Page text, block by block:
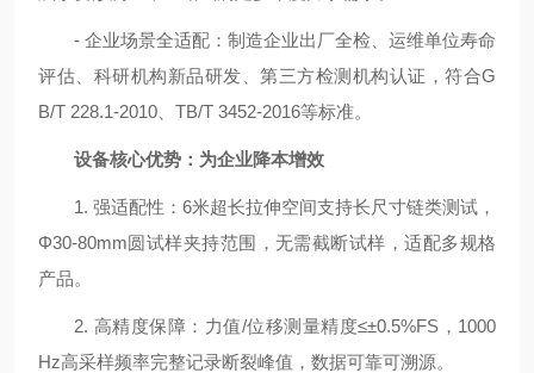
- 企业场景全适配：制造企业出厂全检、运维单位寿命
评估、科研机构新品研发、第三方检测机构认证，符合G
B/T 228.1-2010、TB/T 3452-2016等标准。
设备核心优势：为企业降本增效
1. 强适配性：6米超长拉伸空间支持长尺寸链类测试，
Φ30-80mm圆试样夹持范围，无需截断试样，适配多规格
产品。
2. 高精度保障：力值/位移测量精度≤±0.5%FS，1000
Hz高采样频率完整记录断裂峰值，数据可靠可溯源。